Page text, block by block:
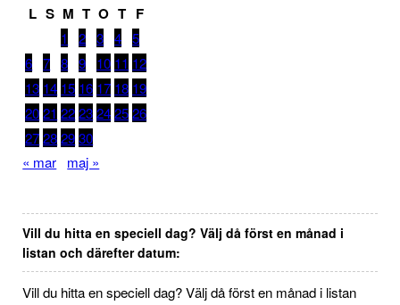
L S M T O T F
1 2 3 4 5
6 7 8 9 10 11 12
13 14 15 16 17 18 19
20 21 22 23 24 25 26
27 28 29 30
« mar
maj »
Vill du hitta en speciell dag? Välj då först en månad i
listan och därefter datum:
Vill du hitta en speciell dag? Välj då först en månad i listan